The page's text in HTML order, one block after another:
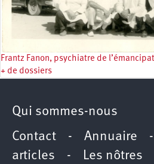
Frantz Fanon, psychiatre de
+ de dossiers
Qui sommes-nous
Contact - Annuaire
articles - Les nôtres